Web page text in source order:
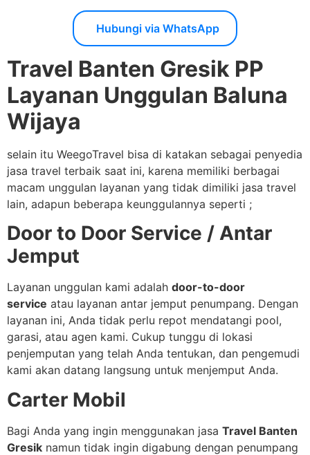
Hubungi via WhatsApp
Travel Banten Gresik PP
Layanan Unggulan Baluna
Wijaya
selain itu WeegoTravel bisa di katakan sebagai penyedia
jasa travel terbaik saat ini, karena memiliki berbagai
macam unggulan layanan yang tidak dimiliki jasa travel
lain, adapun beberapa keunggulannya seperti ;
Door to Door Service / Antar
Jemput
Layanan unggulan kami adalah door-to-door
service atau layanan antar jemput penumpang. Dengan
layanan ini, Anda tidak perlu repot mendatangi pool,
garasi, atau agen kami. Cukup tunggu di lokasi
penjemputan yang telah Anda tentukan, dan pengemudi
kami akan datang langsung untuk menjemput Anda.
Carter Mobil
Bagi Anda yang ingin menggunakan jasa Travel Banten
Gresik namun tidak ingin digabung dengan penumpang